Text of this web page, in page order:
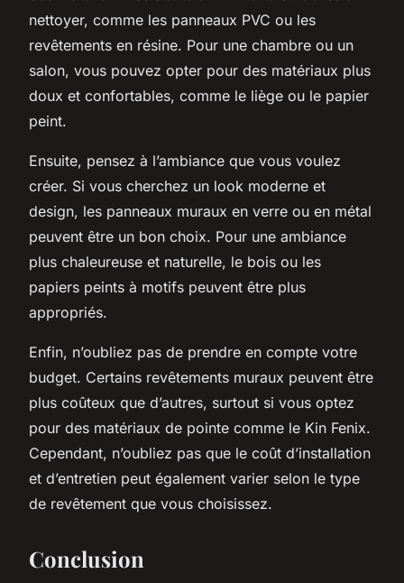
nettoyer, comme les panneaux PVC ou les
revêtements en résine. Pour une chambre ou un
salon, vous pouvez opter pour des matériaux plus
doux et confortables, comme le liège ou le papier
peint.
Ensuite, pensez à l’ambiance que vous voulez
créer. Si vous cherchez un look moderne et
design, les panneaux muraux en verre ou en métal
peuvent être un bon choix. Pour une ambiance
plus chaleureuse et naturelle, le bois ou les
papiers peints à motifs peuvent être plus
appropriés.
Enfin, n’oubliez pas de prendre en compte votre
budget. Certains revêtements muraux peuvent être
plus coûteux que d’autres, surtout si vous optez
pour des matériaux de pointe comme le Kin Fenix.
Cependant, n’oubliez pas que le coût d’installation
et d’entretien peut également varier selon le type
de revêtement que vous choisissez.
Conclusion